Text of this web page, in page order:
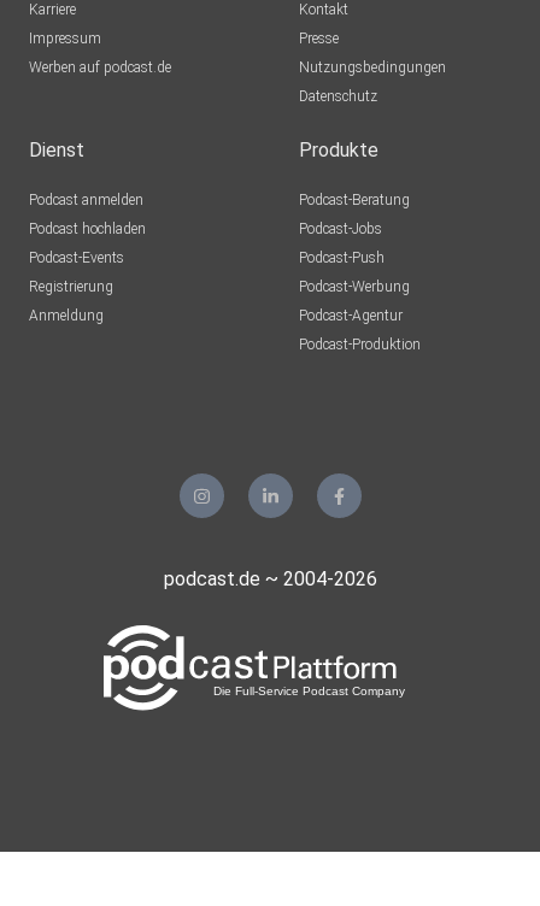
Karriere
Impressum
Werben auf podcast.de
Kontakt
Presse
Nutzungsbedingungen
Datenschutz
Dienst
Podcast anmelden
Podcast hochladen
Podcast-Events
Registrierung
Anmeldung
Produkte
Podcast-Beratung
Podcast-Jobs
Podcast-Push
Podcast-Werbung
Podcast-Agentur
Podcast-Produktion
podcast.de ~ 2004-2026